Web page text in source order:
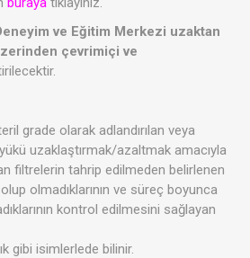
ve Eğitim Merkezi uzaktan
çevrimiçi ve
grade olarak adlandırılan veya
uzaklaştırmak/azaltmak amacıyla
filtrelerin tahrip edilmeden belirlenen
olmadıklarının ve süreç boyunca
kontrol edilmesini sağlayan
gibi isimlerlede bilinir.